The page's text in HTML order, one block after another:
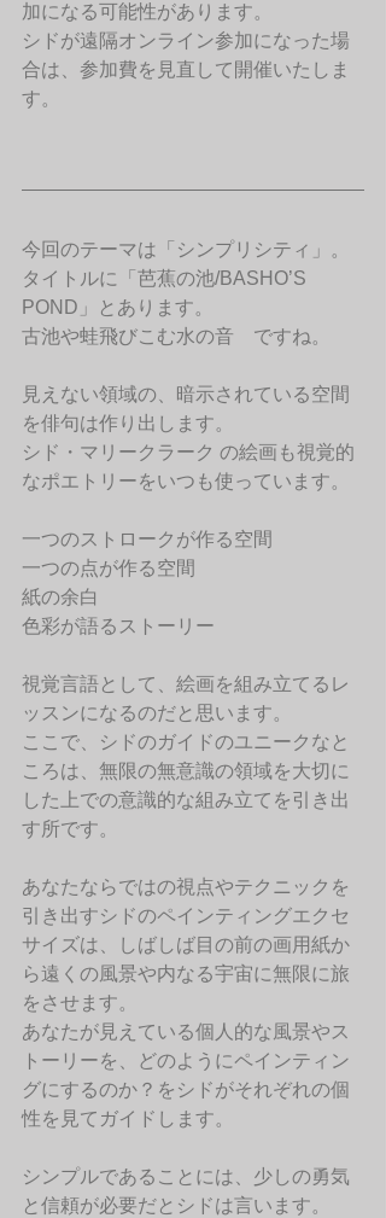
加になる可能性があります。
シドが遠隔オンライン参加になった場
合は、参加費を見直して開催いたしま
す。
今回のテーマは「シンプリシティ」。
タイトルに「芭蕉の池/BASHO’S
POND」とあります。
古池や蛙飛びこむ水の音　ですね。
見えない領域の、暗示されている空間
を俳句は作り出します。
シド・マリークラーク の絵画も視覚的
なポエトリーをいつも使っています。
一つのストロークが作る空間
一つの点が作る空間
紙の余白
色彩が語るストーリー
視覚言語として、絵画を組み立てるレ
ッスンになるのだと思います。
ここで、シドのガイドのユニークなと
ころは、無限の無意識の領域を大切に
した上での意識的な組み立てを引き出
す所です。
あなたならではの視点やテクニックを
引き出すシドのペインティングエクセ
サイズは、しばしば目の前の画用紙か
ら遠くの風景や内なる宇宙に無限に旅
をさせます。
あなたが見えている個人的な風景やス
トーリーを、どのようにペインティン
グにするのか？をシドがそれぞれの個
性を見てガイドします。
シンプルであることには、少しの勇気
と信頼が必要だとシドは言います。